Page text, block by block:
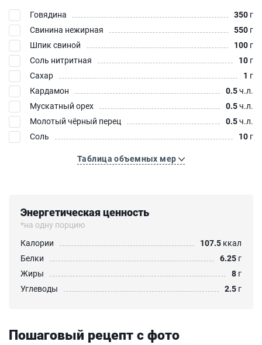
Говядина 350 г
Свинина нежирная
550 г
Шпик свиной
100 г
Соль нитритная
10 г
Сахар
1 г
Кардамон
0.5ч.л.
Мускатный орех
0.5ч.л.
Молотый чёрный перец
0.5ч.л.
Соль
10 г
Таблица объемных мер
Энергетическая ценность
*на одну порцию
Калории
107.5 ккал
Белки
6.25 г
Жиры
8 г
Углеводы
2.5 г
Пошаговый рецепт с фото